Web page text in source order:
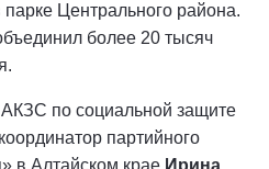
Центрального района.
более 20 тысяч
АКЗС по социальной защите
партийного
в Алтайском крае Ирина